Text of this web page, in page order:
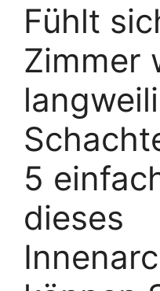
Fühlt
Zimmer
5
dieses